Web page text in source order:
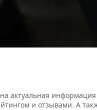
актуальная
и отзывами. А